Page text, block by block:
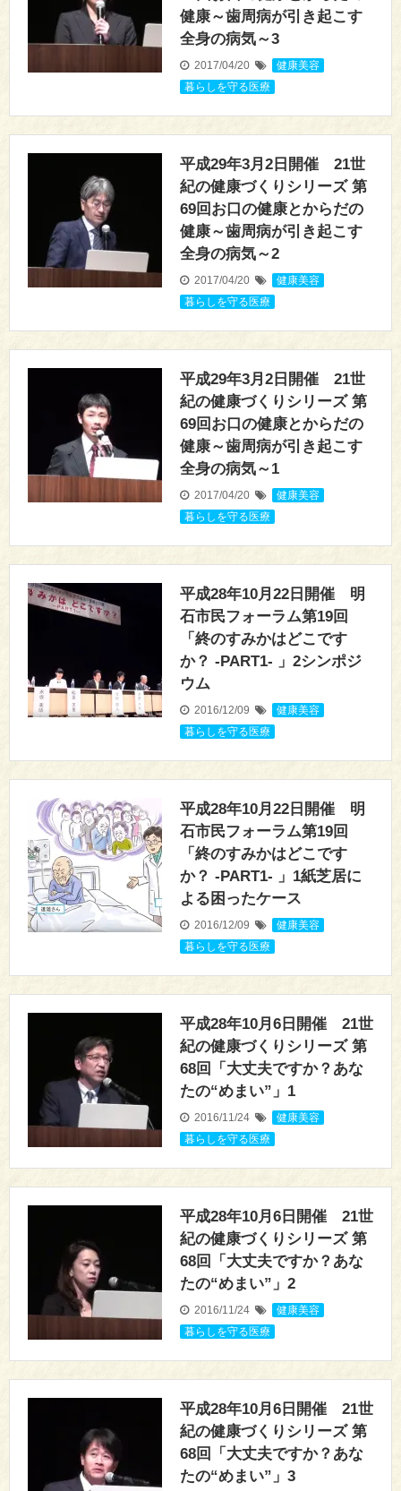
健康～歯周病が引き起こす
全身の病気～3
2017/04/20 健康美容
暮らしを守る医療
平成29年3月2日開催 21世
紀の健康づくりシリーズ 第
69回お口の健康とからだの
健康～歯周病が引き起こす
全身の病気～2
2017/04/20 健康美容
暮らしを守る医療
平成29年3月2日開催 21世
紀の健康づくりシリーズ 第
69回お口の健康とからだの
健康～歯周病が引き起こす
全身の病気～1
2017/04/20 健康美容
暮らしを守る医療
平成28年10月22日開催 明
石市民フォーラム第19回
「終のすみかはどこです
か？ -PART1- 」2シンポジ
ウム
2016/12/09 健康美容
暮らしを守る医療
平成28年10月22日開催 明
石市民フォーラム第19回
「終のすみかはどこです
か？ -PART1- 」1紙芝居に
よる困ったケース
2016/12/09 健康美容
暮らしを守る医療
平成28年10月6日開催 21世
紀の健康づくりシリーズ 第
68回「大丈夫ですか？あな
たの“めまい”」1
2016/11/24 健康美容
暮らしを守る医療
平成28年10月6日開催 21世
紀の健康づくりシリーズ 第
68回「大丈夫ですか？あな
たの“めまい”」2
2016/11/24 健康美容
暮らしを守る医療
平成28年10月6日開催 21世
紀の健康づくりシリーズ 第
68回「大丈夫ですか？あな
たの“めまい”」3